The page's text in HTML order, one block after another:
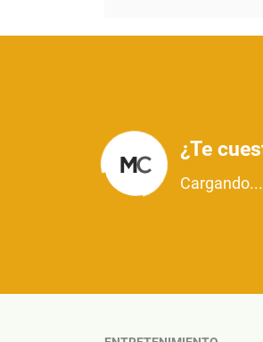
¿Te
Cargando...